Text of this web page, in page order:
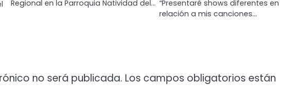
Regional en la Parroquia Natividad del… “Presentaré shows diferentes en
relación a mis canciones…
no será publicada. Los campos obligatorios están